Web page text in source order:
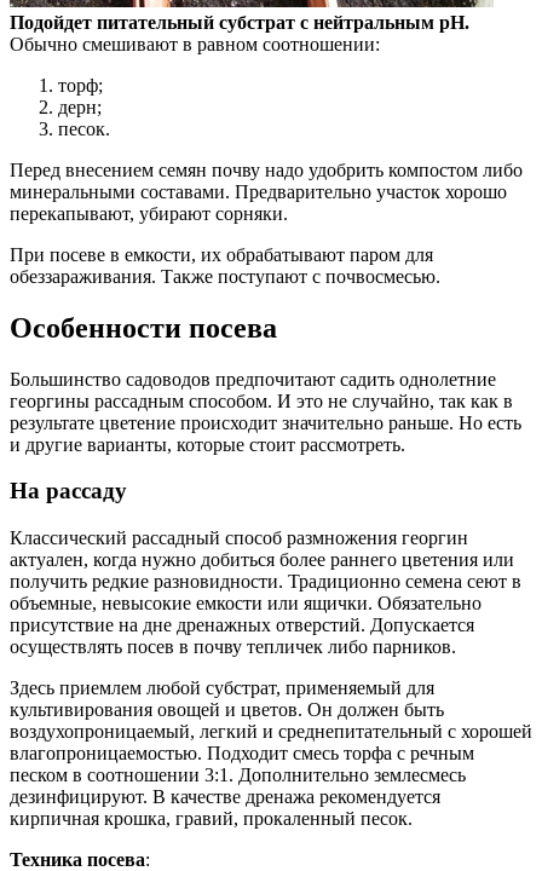
Подойдет питательный субстрат с нейтральным рН.
Обычно смешивают в равном соотношении:
торф;
дерн;
песок.
Перед внесением семян почву надо удобрить компостом либо
минеральными составами. Предварительно участок хорошо
перекапывают, убирают сорняки.
При посеве в емкости, их обрабатывают паром для
обеззараживания. Также поступают с почвосмесью.
Особенности посева
Большинство садоводов предпочитают садить однолетние
георгины рассадным способом. И это не случайно, так как в
результате цветение происходит значительно раньше. Но есть
и другие варианты, которые стоит рассмотреть.
На рассаду
Классический рассадный способ размножения георгин
актуален, когда нужно добиться более раннего цветения или
получить редкие разновидности. Традиционно семена сеют в
объемные, невысокие емкости или ящички. Обязательно
присутствие на дне дренажных отверстий. Допускается
осуществлять посев в почву тепличек либо парников.
Здесь приемлем любой субстрат, применяемый для
культивирования овощей и цветов. Он должен быть
воздухопроницаемый, легкий и среднепитательный с хорошей
влагопроницаемостью. Подходит смесь торфа с речным
песком в соотношении 3:1. Дополнительно землесмесь
дезинфицируют. В качестве дренажа рекомендуется
кирпичная крошка, гравий, прокаленный песок.
Техника посева: